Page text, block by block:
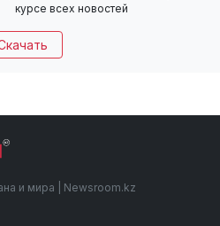
курсе всех новостей
и мира | Newsroom.kz